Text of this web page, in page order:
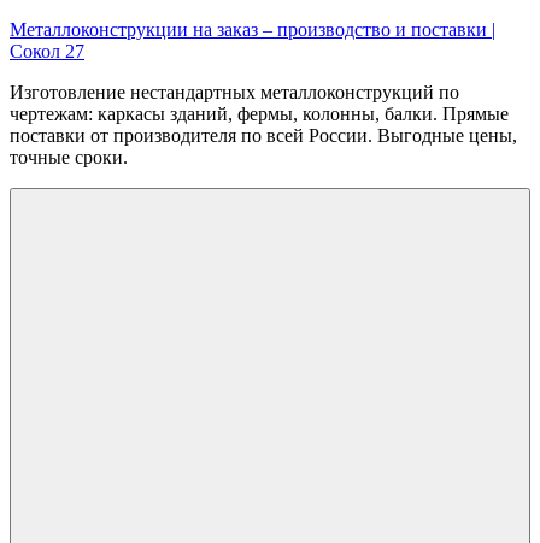
Перейти
к
Металлоконструкции на заказ – производство и поставки |
Сокол 27
Изготовление нестандартных металлоконструкций по
чертежам: каркасы зданий, фермы, колонны, балки. Прямые
поставки от производителя по всей России. Выгодные цены,
точные сроки.